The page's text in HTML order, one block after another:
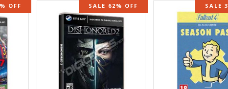
OFF SALE 62% OFF SALE